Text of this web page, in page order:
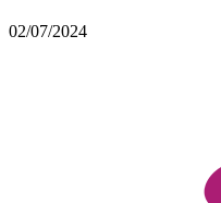
02/07/2024